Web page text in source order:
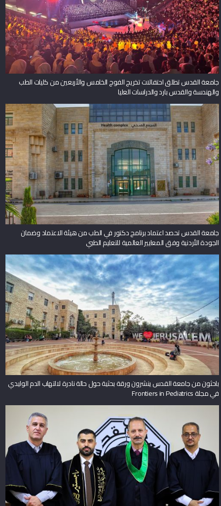
جامعة القدس تطلق احتفالات تخريج الفوج الخامس والأربعين من كليات الطب
والهندسة والقدس بارد والدراسات العليا
جامعة القدس تحصد اعتماد برنامج دكتور في الطب من هيئة الاعتماد وضمان
الجودة الأردنية وفق المعايير العالمية للتعليم الطبي
باحثون من جامعة القدس ينشرون ورقة بحثية حول حالة نادرة لالتهاب الدم الوليدي
في مجلة Frontiers in Pediatrics